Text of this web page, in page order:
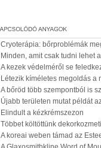
Cryoterápia: bőrproblémák
Minden, amit csak tudni lehet
A kezek védelméről se
Létezik kíméletes megoldás a
A bőröd több szempontból is
Újabb területen mutat példát
Elindult a kézkrémszezon
Többet költöttünk
A koreai weben támad az